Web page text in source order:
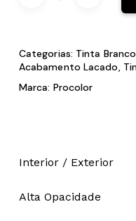
Categorias: Tinta
Acabamento Lacado,
Marca: Procolor
Interior / Exterior
Alta Opacidade